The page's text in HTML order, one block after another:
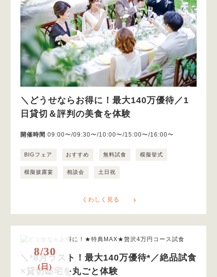
＼どうせならお得に！最大140万優待／1
日貸切＆評判の美食を体験
開催時間 09:00〜/09:30〜/10:00〜/15:00〜/16:00〜
BIGフェア おすすめ 無料試食 模擬挙式
模擬披露宴 相談会 土日祝
くわしく見る
8/30
(日)
＼*8月ラスト！最大140万優待*／絶品試食
×貸切邸宅を丸ごと体験